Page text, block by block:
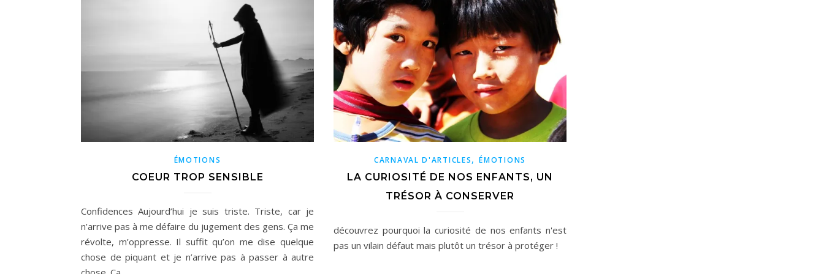
ÉMOTIONS
COEUR TROP SENSIBLE
Confidences Aujourd’hui je suis triste. Triste, car je
n’arrive pas à me défaire du jugement des gens. Ça me
révolte, m’oppresse. Il suffit qu’on me dise quelque
chose de piquant et je n’arrive pas à passer à autre
CARNAVAL D'ARTICLES,ÉMOTIONS
LA CURIOSITÉ DE NOS ENFANTS, UN
TRÉSOR À CONSERVER
découvrez pourquoi la curiosité de nos enfants n'est
pas un vilain défaut mais plutôt un trésor à protéger !